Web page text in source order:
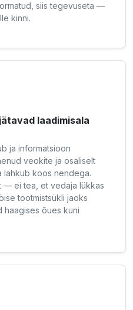
siis tegevuseta —
kinni.
laadimisala
ja informatsioon
veokite ja osaliselt
lahkub koos nendega.
— ei tea, et vedaja lükkas
tootmistsükli jaoks
haagises õues kuni